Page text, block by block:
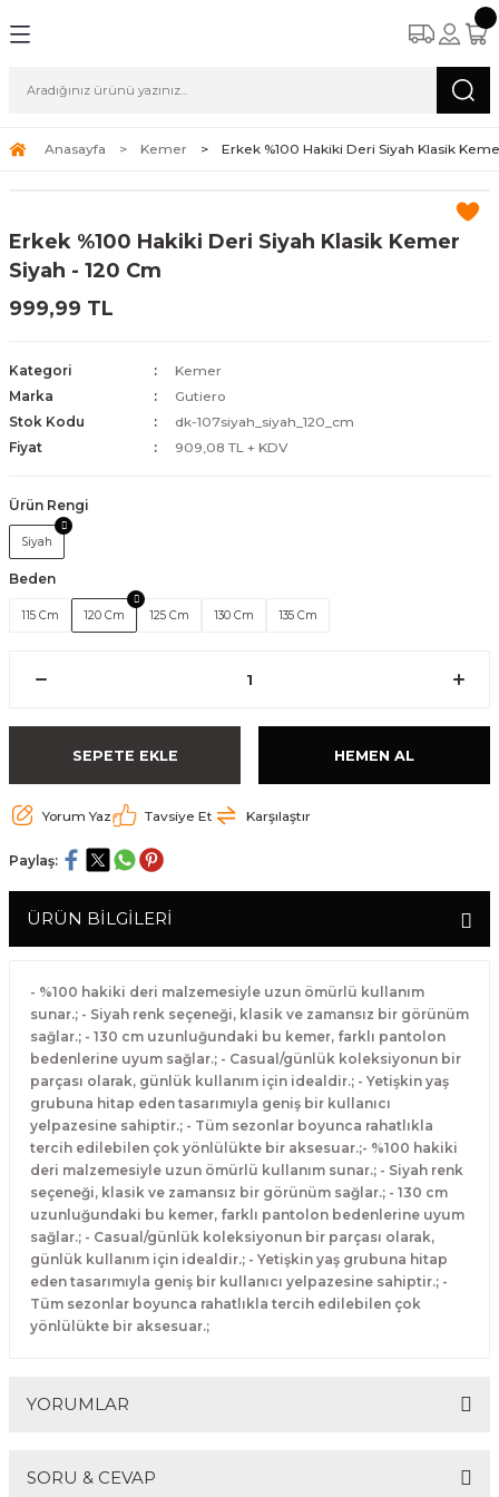
Anasayfa Kemer Erkek %100 Hakiki Deri Siyah Klasik
Erkek %100 Hakiki Deri Siyah Klasik Kemer
Siyah - 120 Cm
999,99 TL
Kategori
Kemer
Marka
Gutiero
Stok Kodu
dk-107siyah_siyah_120_cm
Fiyat
909,08 TL + KDV
Ürün Rengi
Siyah
Beden
115 Cm 120 Cm 125 Cm 130 Cm 135 Cm
SEPETE EKLE HEMEN AL
Yorum Yaz Tavsiye Et Karşılaştır
Paylaş:
ÜRÜN BİLGİLERİ
- %100 hakiki deri malzemesiyle uzun ömürlü kullanım
sunar.; - Siyah renk seçeneği, klasik ve zamansız bir görünüm
sağlar.; - 130 cm uzunluğundaki bu kemer, farklı pantolon
bedenlerine uyum sağlar.; - Casual/günlük koleksiyonun bir
parçası olarak, günlük kullanım için idealdir.; - Yetişkin yaş
grubuna hitap eden tasarımıyla geniş bir kullanıcı
yelpazesine sahiptir.; - Tüm sezonlar boyunca rahatlıkla
tercih edilebilen çok yönlülükte bir aksesuar.;- %100 hakiki
deri malzemesiyle uzun ömürlü kullanım sunar.; - Siyah renk
seçeneği, klasik ve zamansız bir görünüm sağlar.; - 130 cm
uzunluğundaki bu kemer, farklı pantolon bedenlerine uyum
sağlar.; - Casual/günlük koleksiyonun bir parçası olarak,
günlük kullanım için idealdir.; - Yetişkin yaş grubuna hitap
eden tasarımıyla geniş bir kullanıcı yelpazesine sahiptir.; -
Tüm sezonlar boyunca rahatlıkla tercih edilebilen çok
yönlülükte bir aksesuar.;
YORUMLAR
SORU & CEVAP